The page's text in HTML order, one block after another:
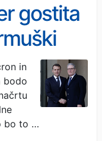
gostita
in
bodo
bo to …